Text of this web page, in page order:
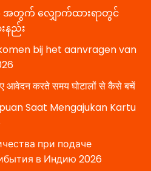
အတွက် လျှောက်ထားရာတွင်
နည်း
bij het aanvragen van
आवेदन करते समय घोटालों से कैसे बचें
Saat Mengajukan Kartu
при подаче
в Индию 2026